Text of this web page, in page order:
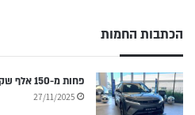
הכתבות החמות
פחות מ-150 אלף שקלים: BYD אטו 2 בישראל
27/11/2025